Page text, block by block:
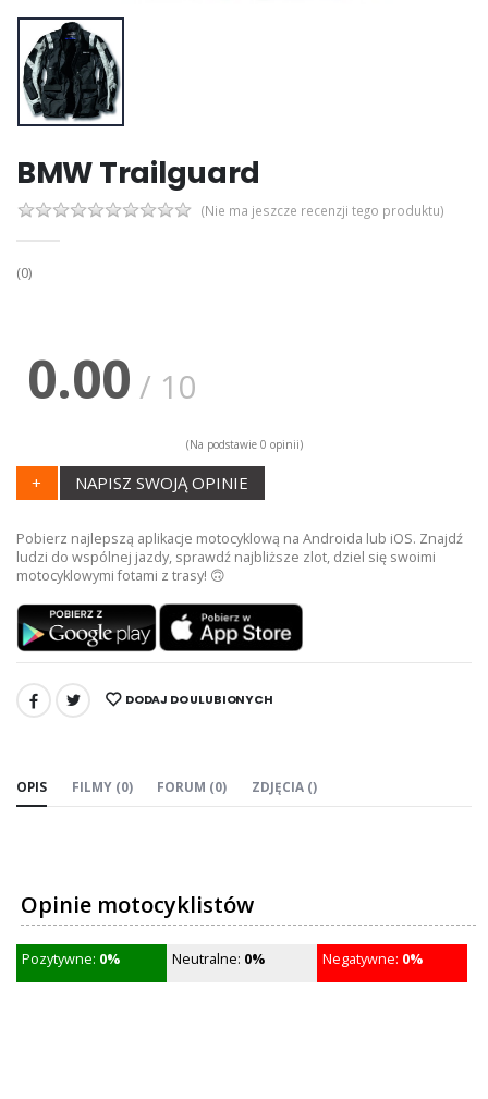
BMW Trailguard
(Nie ma jeszcze recenzji tego produktu)
(0)
0.00 / 10
(Na podstawie 0 opinii)
+ NAPISZ SWOJĄ OPINIE
Pobierz najlepszą aplikacje motocyklową na Androida lub iOS. Znajdź
ludzi do wspólnej jazdy, sprawdź najbliższe zlot, dziel się swoimi
motocyklowymi fotami z trasy! 🙃
UDOSTĘPNIJ: DODAJ DO ULUBIONYCH
OPIS FILMY (0) FORUM (0) ZDJĘCIA ()
Opinie motocyklistów
Pozytywne: 0% Neutralne: 0% Negatywne: 0%